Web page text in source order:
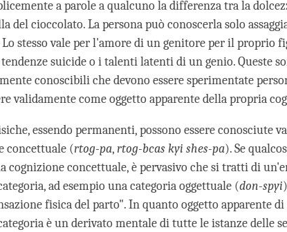
a parole a qualcuno la differenza tra la
del cioccolato. La persona può conoscerla solo
stesso vale per l'amore di un genitore per il proprio
suicide o i talenti latenti di un genio. Queste
conoscibili che devono essere sperimentate
validamente come oggetto apparente della propria
essendo permanenti, possono essere conosciute
concettuale (rtog-pa,rtog-bcas kyi shes-pa). Se
cognizione concettuale, è pervasivo che si tratti di
ad esempio una categoria oggettuale (don-spyi
fisica del parto". In quanto oggetto apparente
è un derivato mentale di tutte le istanze delle